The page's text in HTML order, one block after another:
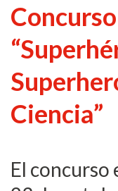
Ciencia”
El concurso